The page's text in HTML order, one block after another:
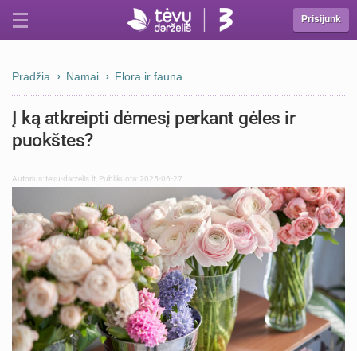
Prisijunk
Pradžia Namai Flora ir fauna
Į ką atkreipti dėmesį perkant gėles ir
puokštes?
Autorius:tevu-darzelis.lt Publikuota: 2025-06-27